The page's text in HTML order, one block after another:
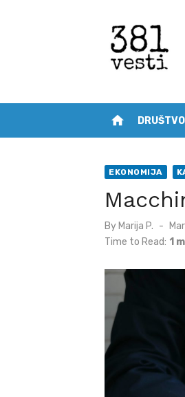
home DRUŠTVO
EKONOMIJA
By Marija P.
on
Time to Read: 1